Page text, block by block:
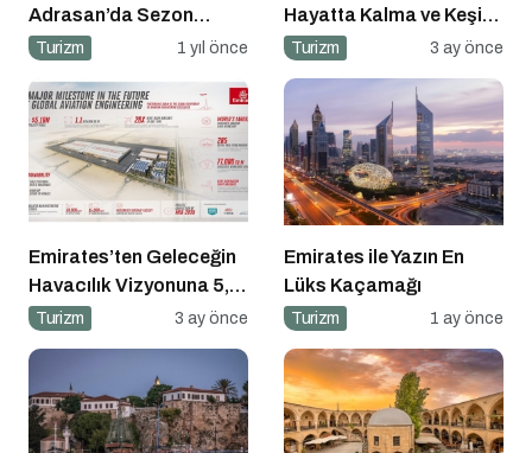
Adrasan’da Sezon
Açıldı!
Turizm 1 yıl önce
Hayatta Kalma ve Keşif
Rehberi
Turizm 3 ay önce
Emirates’ten Geleceğin
Havacılık Vizyonuna 5,1
Milyar Dolarlık Dev
Turizm 3 ay önce
Emirates ile Yazın En
Lüks Kaçamağı
Turizm 1 ay önce